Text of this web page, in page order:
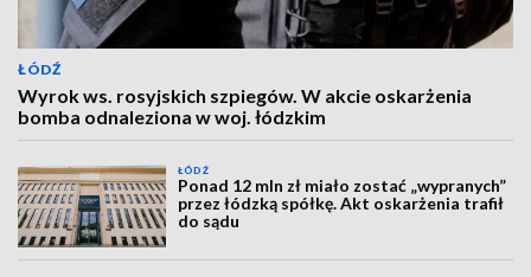
ŁÓDŹ
Wyrok ws. rosyjskich szpiegów. W akcie oskarżenia
bomba odnaleziona w woj. łódzkim
ŁÓDŹ
Ponad 12 mln zł miało zostać „wypranych”
przez łódzką spółkę. Akt oskarżenia trafił
do sądu